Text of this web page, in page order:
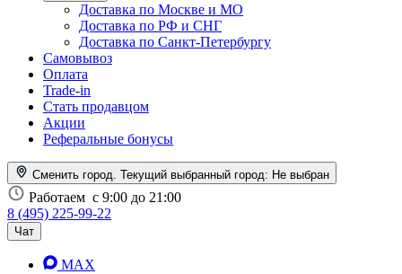
Доставка по Москве и МО
Доставка по РФ и СНГ
Доставка по Санкт-Петербургу
Самовывоз
Оплата
Trade-in
Стать продавцом
Акции
Реферальные бонусы
Сменить город. Текущий выбранный город: Не выбран
Работаем с 9:00 до 21:00
8 (495) 225-99-22
Чат
MAX